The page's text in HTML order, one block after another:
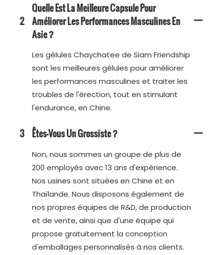
2
Quelle Est La Meilleure Capsule Pour
Améliorer Les Performances Masculines En
Asie ?
Les gélules Chaychatee de Siam Friendship
sont les meilleures gélules pour améliorer
les performances masculines et traiter les
troubles de l'érection, tout en stimulant
l'endurance, en Chine.
3 Êtes-Vous Un Grossiste ?
Non, nous sommes un groupe de plus de
200 employés avec 13 ans d'expérience.
Nos usines sont situées en Chine et en
Thaïlande. Nous disposons également de
nos propres équipes de R&D, de production
et de vente, ainsi que d'une équipe qui
propose gratuitement la conception
d'emballages personnalisés à nos clients.